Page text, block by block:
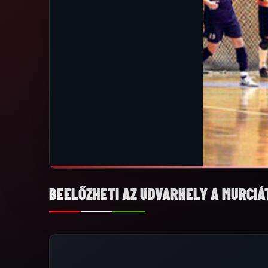
BEELŐZHETI AZ UDVARHELY A